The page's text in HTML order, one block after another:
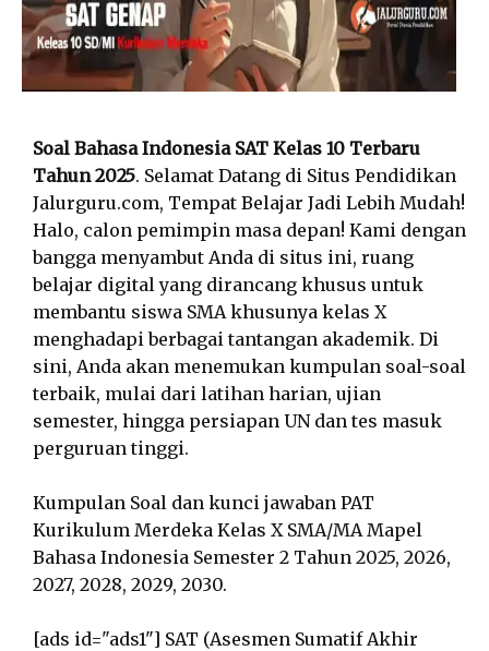
Soal Bahasa Indonesia SAT Kelas 10 Terbaru
Tahun 2025. Selamat Datang di Situs Pendidikan
Jalurguru.com, Tempat Belajar Jadi Lebih Mudah!
Halo, calon pemimpin masa depan! Kami dengan
bangga menyambut Anda di situs ini, ruang
belajar digital yang dirancang khusus untuk
membantu siswa SMA khusunya kelas X
menghadapi berbagai tantangan akademik. Di
sini, Anda akan menemukan kumpulan soal-soal
terbaik, mulai dari latihan harian, ujian
semester, hingga persiapan UN dan tes masuk
perguruan tinggi.
Kumpulan Soal dan kunci jawaban PAT
Kurikulum Merdeka Kelas X SMA/MA Mapel
Bahasa Indonesia Semester 2 Tahun 2025, 2026,
2027, 2028, 2029, 2030.
[ads id="ads1"] SAT (Asesmen Sumatif Akhir